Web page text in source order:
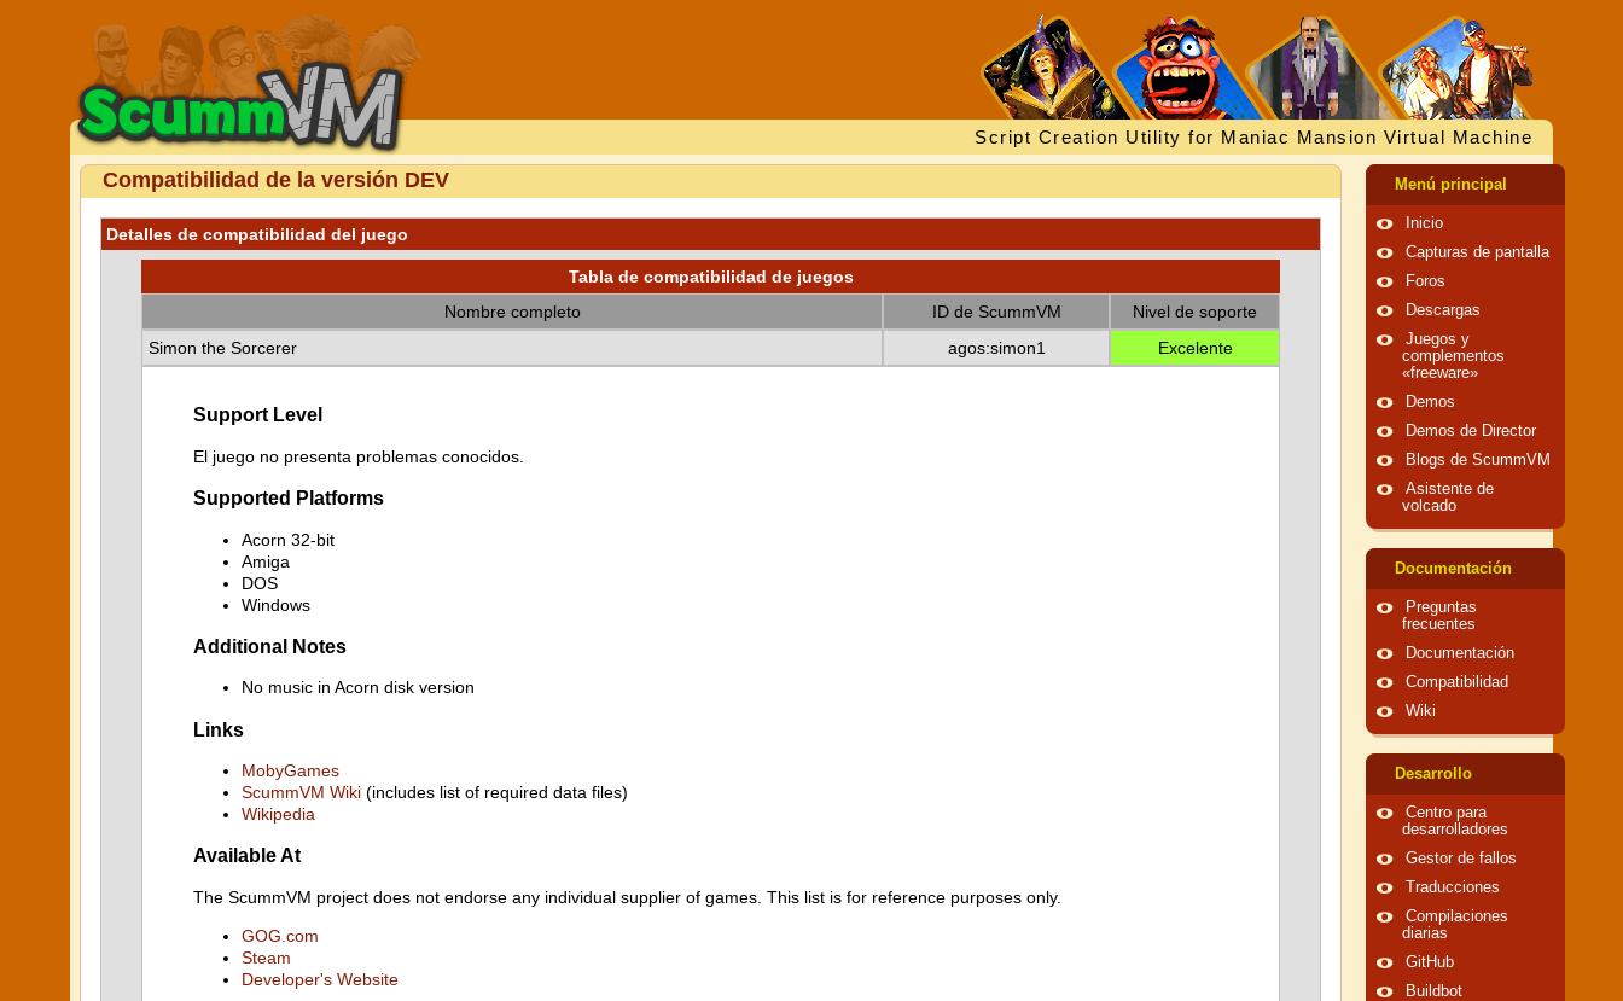
Script Creation Utility for Maniac Mansion Virtual Machine
Compatibilidad de la versión DEV
Detalles de compatibilidad del juego
Tabla de compatibilidad de juegos
Nombre completo
ID de ScummVM
Nivel de soporte
Simon the Sorcerer
agos:simon1 Excelente
Support Level
El juego no presenta problemas conocidos.
Supported Platforms
Acorn 32-bit
Amiga
DOS
Windows
Additional Notes
No music in Acorn disk version
Links
MobyGames
ScummVM Wiki (includes list of required data files)
Wikipedia
Available At
The ScummVM project does not endorse any individual supplier of games. This list is for reference purposes only.
GOG.com
Steam
Developer's Website
Menú principal
Inicio
Capturas de pantalla
Foros
Descargas
Juegos y
complementos
«freeware»
Demos
Demos de Director
Blogs de ScummVM
Asistente de
volcado
Documentación
Preguntas
frecuentes
Documentación
Compatibilidad
Wiki
Desarrollo
Centro para
desarrolladores
Gestor de fallos
Traducciones
Compilaciones
diarias
GitHub
Buildbot